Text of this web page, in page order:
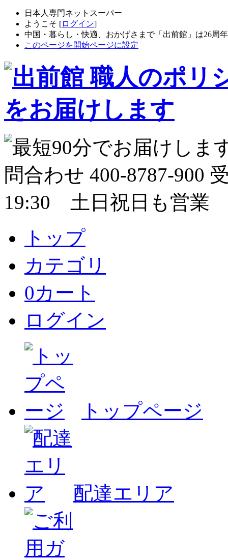
日本人専門ネットスーパー
ようこそ [ログイン]
中国・暮らし・快適、おかげさまで「出前館」は26周
このページを開始ページに設定
トップ
カテゴリ
0カート
ログイン
トップページ
配達エリア